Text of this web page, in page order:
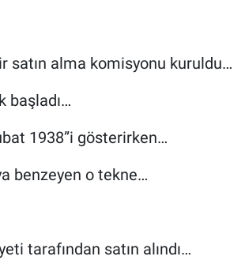
satın alma komisyonu kuruldu…
başladı…
1938”i gösterirken…
benzeyen o tekne…
tarafından satın alındı…